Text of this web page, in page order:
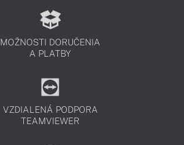
MOŽNOSTI DORUČENIA
A PLATBY
VZDIALENÁ PODPORA
TEAMVIEWER